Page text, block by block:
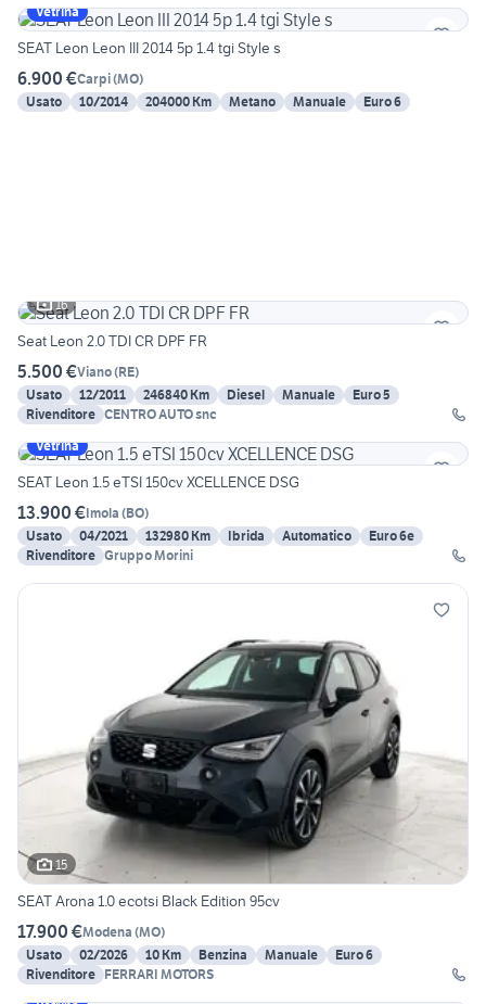
Vetrina
SEAT Leon Leon III 2014 5p 1.4 tgi Style s
6.900 €Carpi(MO)
Usato
10/2014 204000 Km Metano Manuale Euro 6
16
Seat Leon 2.0 TDI CR DPF FR
5.500 €Viano(RE)
Usato
12/2011 246840 Km Diesel Manuale
Euro 5
Rivenditore CENTRO AUTO snc
Vetrina
SEAT Leon 1.5 eTSI 150cv XCELLENCE DSG
13.900 €Imola (BO)
Usato
04/2021 132980 Km Ibrida Automatico
Euro 6e
Rivenditore Gruppo Morini
15
SEAT Arona 1.0 ecotsi Black Edition 95cv
17.900 €Modena (MO)
Usato
02/2026 10 Km Benzina Manuale
Euro 6
Rivenditore FERRARI MOTORS